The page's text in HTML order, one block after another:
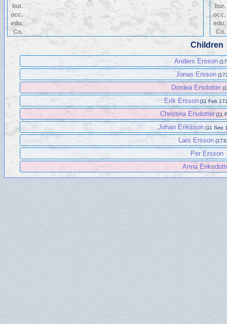
bur.
occ.
edu.
Co.
bur.
occ.
edu.
Co.
Children
Anders Ersson
Jonas Ersson
Dordea Ersdotter
Erik Ersson(11 Feb
Christina Ersdotter(11
Johan Eriksson (11 Sep
Lars Ersson
Per Ersson
Anna